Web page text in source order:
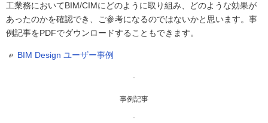
工業務においてBIM/CIMにどのように取り組み、どのような効果が
あったのかを確認でき、ご参考になるのではないかと思います。事
例記事をPDFでダウンロードすることもできます。
BIM Design ユーザー事例
事例記事